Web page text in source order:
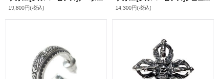
19,800円(税込) 14,300円(税込)